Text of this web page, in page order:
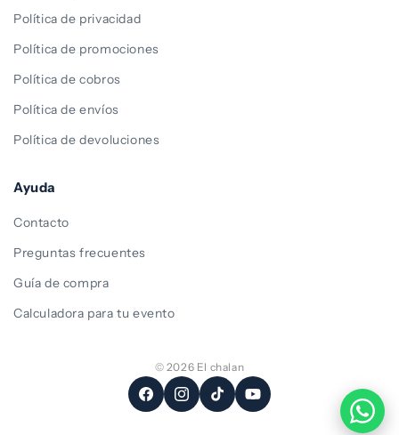
Política de privacidad
Política de promociones
Política de cobros
Política de envíos
Política de devoluciones
Ayuda
Contacto
Preguntas frecuentes
Guía de compra
Calculadora para tu evento
© 2026 El chalan